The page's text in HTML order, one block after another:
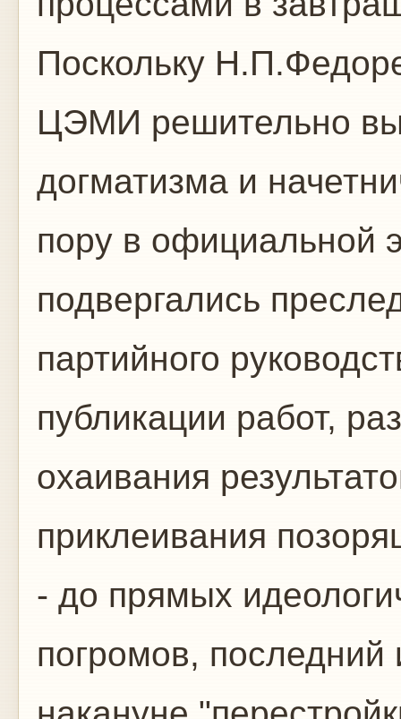
Поскольку
ЦЭМИ решительно
догматизма и
пору в официальной
подвергались
партийного
публикации работ,
охаивания
приклеивания
- до прямых
погромов,